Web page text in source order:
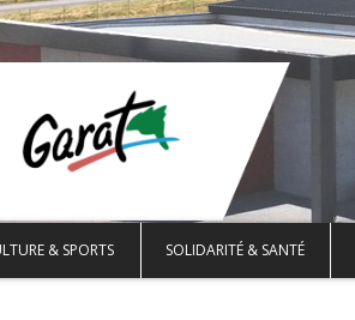
& SPORTS SOLIDARITÉ & SANTÉ